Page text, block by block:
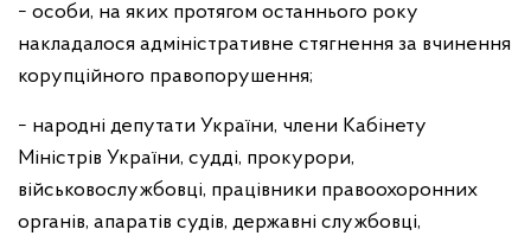
− особи, на яких протягом останнього року
накладалося адміністративне стягнення за вчинення
корупційного правопорушення;
− народні депутати України, члени Кабінету
Міністрів України, судді, прокурори,
військовослужбовці, працівники правоохоронних
органів, апаратів судів, державні службовці,